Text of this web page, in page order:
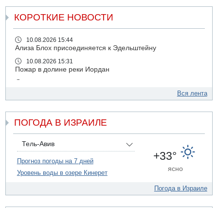
КОРОТКИЕ НОВОСТИ
10.08.2026 15:44
Ализа Блох присоединяется к Эдельштейну
10.08.2026 15:31
Пожар в долине реки Иордан
Число иностранных туристов в июле выросло на 29% по
сравнению с 2025 годом
10.08.2026 12:01
Ализа Блох присоединилась к правым либералам
09.08.2026 21:03
На 4-м шоссе погиб под колесами автомобиля мужчина
лет 50
09.08.2026 20:04
Сын экс-депутата от партии ШАС арестован за
09.08.2026 19:36
Вся лента
ПОГОДА В ИЗРАИЛЕ
Тель-Авив
Прогноз погоды на 7 дней
Уровень воды в озере Кинерет
+33°
ясно
Погода в Израиле